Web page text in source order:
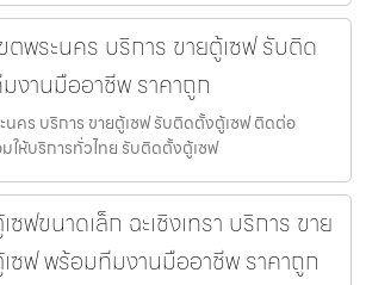
ตพระนคร บริการ ขายตู้เซฟ รับติด
งานมืออาชีพ ราคาถูก
นคร บริการ ขายตู้เซฟ รับติดตั้งตู้เซฟ ติดต่อ
ให้บริการทั่วไทย รับติดตั้งตู้เซฟ
ฟขนาดเล็ก ฉะเชิงเทรา บริการ ขาย
ซฟ พร้อมทีมงานมืออาชีพ ราคาถูก